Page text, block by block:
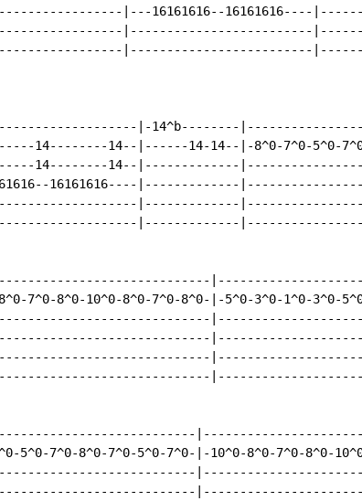
|---16161616--16161616----
|-------------------------
|-------------------------
|-14^b--------
14--------14--|------14-14--|-8^0-7^0-5^0-7^0-
14--------14--|-------------
16161616----|-------------
|-------------
|-------------
7^0-8^0-10^0-8^0-7^0-8^0-|-5^0-3^0-1^0-3^0-
5^0-7^0-8^0-7^0-5^0-7^0-|-10^0-8^0-7^0-8^0-